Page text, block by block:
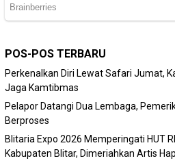
POS-POS TERBARU
Perkenalkan Diri Lewat Safari Jumat,
Jaga Kamtibmas
Pelapor Datangi Dua Lembaga,
Berproses
Blitaria Expo 2026 Memperingati HUT
Kabupaten Blitar, Dimeriahkan Artis